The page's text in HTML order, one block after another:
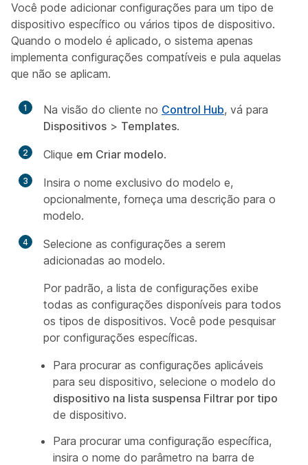
Você pode adicionar configurações para um tipo de
dispositivo específico ou vários tipos de dispositivo.
Quando o modelo é aplicado, o sistema apenas
implementa configurações compatíveis e pula aquelas
que não se aplicam.
1 Na visão do cliente no Control Hub, vá para
Dispositivos > Templates.
2 Clique em Criar modelo.
3
Insira o nome exclusivo do modelo e,
opcionalmente, forneça uma descrição para o
modelo.
4
Selecione as configurações a serem
adicionadas ao modelo.
Por padrão, a lista de configurações exibe
todas as configurações disponíveis para todos
os tipos de dispositivos. Você pode pesquisar
por configurações específicas.
Para procurar as configurações aplicáveis
para seu dispositivo, selecione o modelo do
dispositivo na lista suspensa Filtrar por tipo
de dispositivo.
Para procurar uma configuração específica,
insira o nome do parâmetro na barra de